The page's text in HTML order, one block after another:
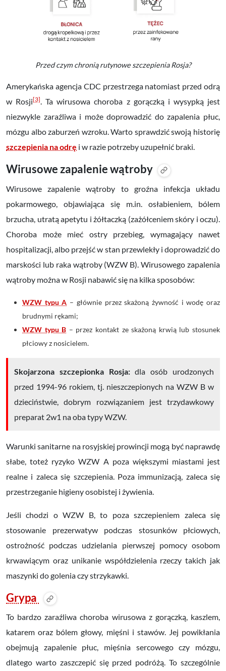
Przed czym chronią rutynowe szczepienia Rosja?
Amerykańska agencja CDC przestrzega natomiast przed odrą
w Rosji[3]. Ta wirusowa choroba z gorączką i wysypką jest
niezwykle zaraźliwa i może doprowadzić do zapalenia płuc,
mózgu albo zaburzeń wzroku. Warto sprawdzić swoją historię
szczepienia na odrę i w razie potrzeby uzupełnić braki.
Wirusowe zapalenie wątroby
Wirusowe zapalenie wątroby to groźna infekcja układu
pokarmowego, objawiająca się m.in. osłabieniem, bólem
brzucha, utratą apetytu i żółtaczką (zażółceniem skóry i oczu).
Choroba może mieć ostry przebieg, wymagający nawet
hospitalizacji, albo przejść w stan przewlekły i doprowadzić do
marskości lub raka wątroby (WZW B).Wirusowego zapalenia
wątroby można w Rosji nabawić się na kilka sposobów:
WZW typu A – głównie przez skażoną żywność i wodę oraz
brudnymi rękami;
WZW typu B – przez kontakt ze skażoną krwią lub stosunek
płciowy z nosicielem.
Skojarzona szczepionka Rosja:dla osób urodzonych
przed 1994-96 rokiem, tj. nieszczepionych na WZW B w
dzieciństwie, dobrym rozwiązaniem jest trzydawkowy
preparat 2w1 na oba typy WZW.
Warunki sanitarne na rosyjskiej prowincji mogą być naprawdę
słabe, toteż ryzyko WZW A poza większymi miastami jest
realne i zaleca się szczepienia. Poza immunizacją, zaleca się
przestrzeganie higieny osobistej i żywienia.
Jeśli chodzi o WZW B, to poza szczepieniem zaleca się
stosowanie prezerwatyw podczas stosunków płciowych,
ostrożność podczas udzielania pierwszej pomocy osobom
krwawiącym oraz unikanie współdzielenia rzeczy takich jak
maszynki do golenia czy strzykawki.
Grypa
To bardzo zaraźliwa choroba wirusowa z gorączką, kaszlem,
katarem oraz bólem głowy, mięśni i stawów. Jej powikłania
obejmują zapalenie płuc, mięśnia sercowego czy mózgu,
dlatego warto zaszczepić się przed podróżą. To szczególnie